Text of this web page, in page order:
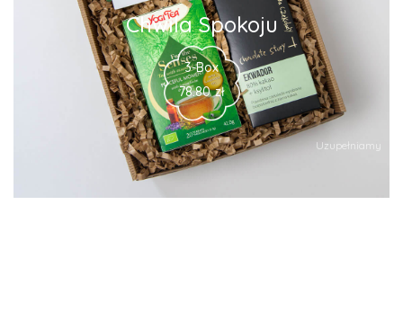
Uzupełniamy
Chwila Spokoju
3-Box
78.80 zł